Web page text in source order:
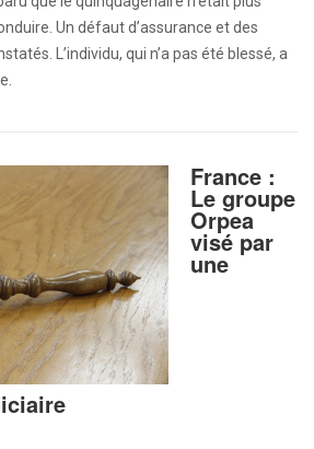
Un défaut d’assurance et des
L’individu, qui n’a pas été blessé, a
France :
Le groupe
Orpea
visé par
une